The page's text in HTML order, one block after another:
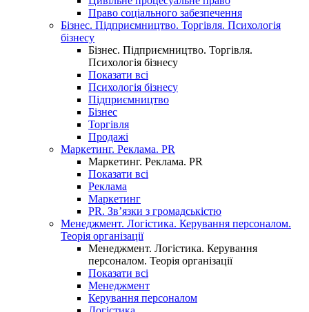
Право соціального забезпечення
Бізнес. Підприємництво. Торгівля. Психологія
бізнесу
Бізнес. Підприємництво. Торгівля.
Психологія бізнесу
Показати всі
Психологія бізнесу
Підприємництво
Бізнес
Торгівля
Продажі
Маркетинг. Реклама. PR
Маркетинг. Реклама. PR
Показати всі
Реклама
Маркетинг
PR. Зв’язки з громадськістю
Менеджмент. Логістика. Керування персоналом.
Теорія організації
Менеджмент. Логістика. Керування
персоналом. Теорія організації
Показати всі
Менеджмент
Керування персоналом